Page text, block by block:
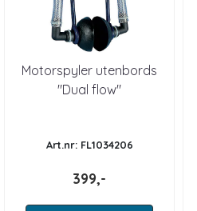
Motorspyler utenbords
"Dual flow"
Art.nr: FL1034206
399,-